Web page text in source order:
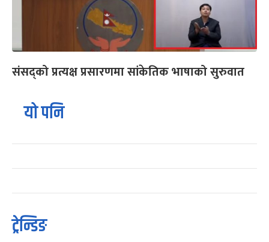
संसद्को प्रत्यक्ष प्रसारणमा सांकेतिक भाषाको सुरुवात
यो पनि
ट्रेन्डिङ